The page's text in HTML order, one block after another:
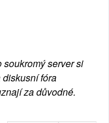
soukromý server si
fóra
za důvodné.